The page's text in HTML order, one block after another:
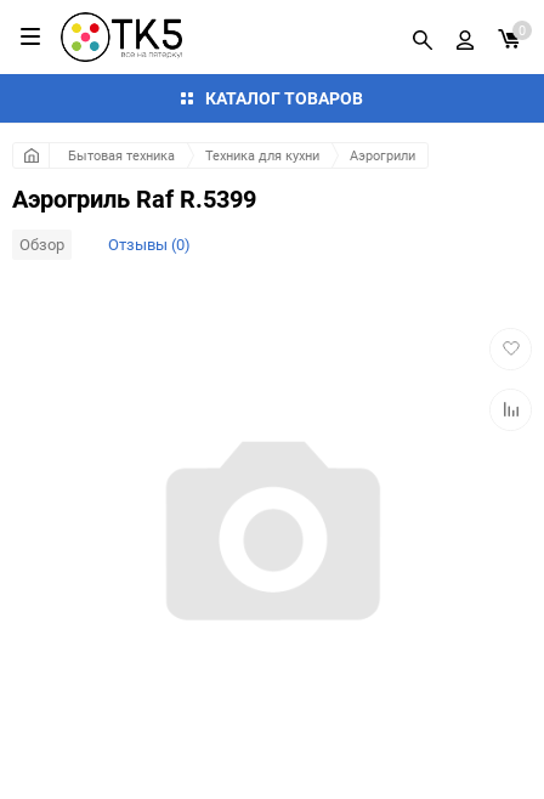
КАТАЛОГ ТОВАРОВ
0
Бытовая техника Техника для кухни Аэрогрили
Аэрогриль Raf R.5399
Обзор Отзывы (0)